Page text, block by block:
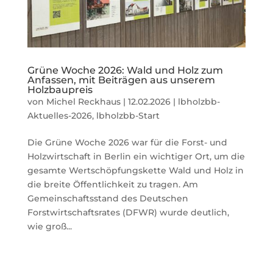
Grüne Woche 2026: Wald und Holz zum
Anfassen, mit Beiträgen aus unserem
Holzbaupreis
von Michel Reckhaus| 12.02.2026| lbholzbb-
Aktuelles-2026, lbholzbb-Start
Die Grüne Woche 2026 war für die Forst- und
Holzwirtschaft in Berlin ein wichtiger Ort, um die
gesamte Wertschöpfungskette Wald und Holz in
die breite Öffentlichkeit zu tragen. Am
Gemeinschaftsstand des Deutschen
Forstwirtschaftsrates (DFWR) wurde deutlich,
wie groß...